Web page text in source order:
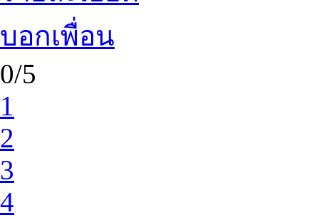
บอกเพื่อน
0/5
1
2
3
4